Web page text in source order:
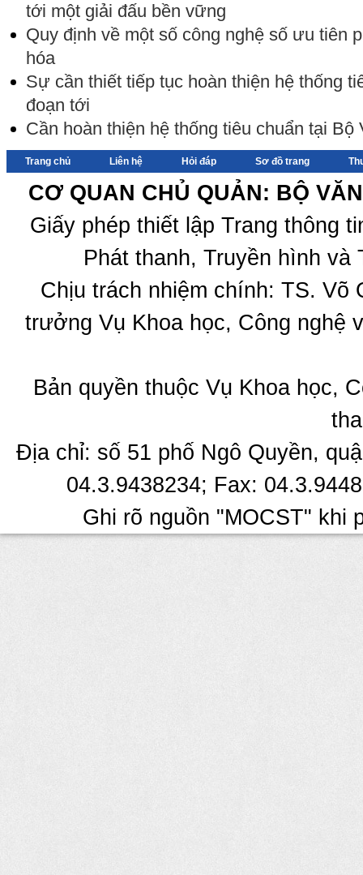
tới một giải đấu bền vững
Quy định về một số công nghệ số ưu tiên
hóa
Sự cần thiết tiếp tục hoàn thiện hệ thống
đoạn tới
Cần hoàn thiện hệ thống tiêu chuẩn tại
Trang chủ Liên hệ Hỏi đáp Sơ đồ trang
CƠ QUAN CHỦ QUẢN: BỘ
Giấy phép thiết lập Trang thông
Phát thanh, Truyền hình
Chịu trách nhiệm chính: TS.
trưởng Vụ Khoa học, Công nghệ
Bản quyền thuộc Vụ Khoa học,
Địa chỉ: số 51 phố Ngô Quyền,
04.3.9438234; Fax:
Ghi rõ nguồn "MOCST" khi